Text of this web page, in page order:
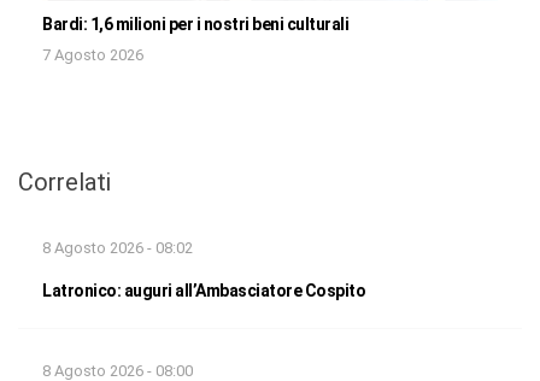
Bardi: 1,6 milioni per i nostri beni culturali
7 Agosto 2026
Correlati
8 Agosto 2026 - 08:02
Latronico: auguri all’Ambasciatore Cospito
8 Agosto 2026 - 08:00